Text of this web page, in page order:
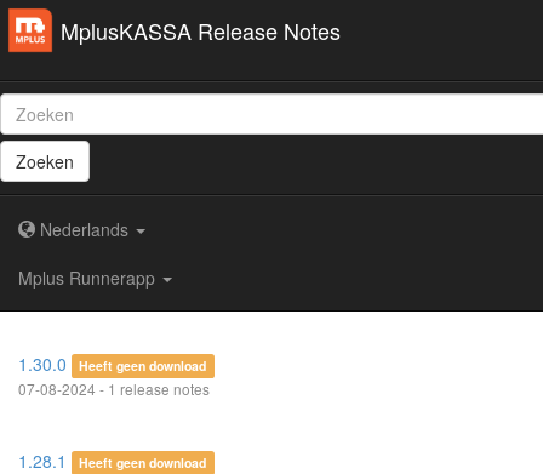
MplusKASSA Release Notes
Zoeken
Nederlands
Mplus Runnerapp
1.30.0 Heeft geen download
07-08-2024 - 1 release notes
1.28.1 Heeft geen download